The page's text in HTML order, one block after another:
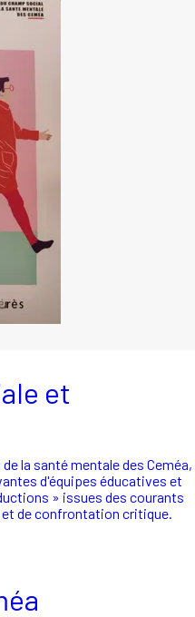
et
la santé mentale des Ceméa,
d'équipes éducatives et
» issues des courants
de confrontation critique.